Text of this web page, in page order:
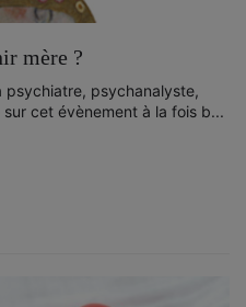
mère ?
psychiatre, psychanalyste,
cet évènement à la fois b...